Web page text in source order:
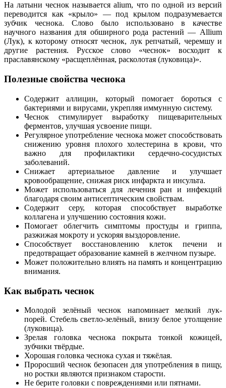
На латыни чеснок называется alium, что по одной из версий
переводится как «крыло» — под крылом подразумевается
зубчик чеснока. Слово было использовано в качестве
научного названия для обширного рода растений — Allium
(Лук), к которому относят чеснок, лук репчатый, черемшу и
другие растения. Русское слово «чеснок» восходит к
праславянскому «расщеплённая, расколотая (луковица)».
Полезные свойства чеснока
Содержит аллицин, который помогает бороться с
бактериями и вирусами, укрепляя иммунную систему.
Чеснок стимулирует выработку пищеварительных
ферментов, улучшая усвоение пищи.
Регулярное употребление чеснока может способствовать
снижению уровня плохого холестерина в крови, что
важно для профилактики сердечно-сосудистых
заболеваний.
Снижает артериальное давление и улучшает
кровообращение, снижая риск инфаркта и инсульта.
Может использоваться для лечения ран и инфекций
благодаря своим антисептическим свойствам.
Содержит серу, которая способствует выработке
коллагена и улучшению состояния кожи.
Помогает облегчить симптомы простуды и гриппа,
разжижая мокроту и ускоряя выздоровление.
Способствует восстановлению клеток печени и
предотвращает образование камней в желчном пузыре.
Может положительно влиять на память и концентрацию
внимания.
Как выбрать чеснок
Молодой зелёный чеснок напоминает мелкий лук-
порей. Стебель светло-зелёный, внизу белое утолщение
(луковица).
Зрелая головка чеснока покрыта тонкой кожицей,
зубчики твёрдые.
Хорошая головка чеснока сухая и тяжёлая.
Проросший чеснок безопасен для употребления в пищу,
но ростки являются признаком старости.
Не берите головки с повреждениями или пятнами.